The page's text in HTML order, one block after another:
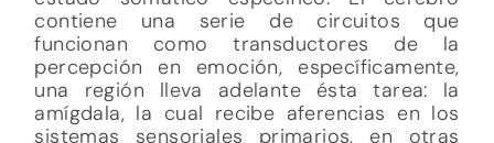
contiene una serie de circuitos que
funcionan como transductores de la
percepción en emoción, específicamente,
una región lleva adelante ésta tarea: la
amígdala, la cual recibe aferencias en los
sistemas sensoriales primarios, en otras